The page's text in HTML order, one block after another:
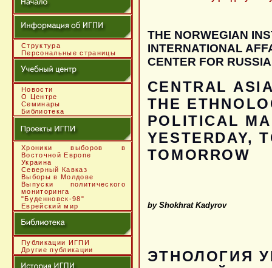
Структура
Персональные страницы
Новости
О Центре
Семинары
Библиотека
Хроники выборов в
Восточной Европе
Украина
Северный Кавказ
Выборы в Молдове
Выпуски политического
мониторинга
"Буденновск-98"
Еврейский мир
Публикации ИГПИ
Другие публикации
THE NORWEGIAN
INTERNATIONAL
CENTER FOR
CENTRAL
THE
POLITICAL
YESTERDAY,
TOMORROW
by Shokhrat Kadyrov
ЭТНОЛОГИЯ